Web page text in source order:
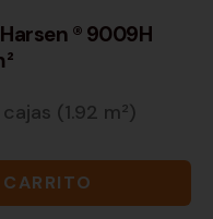
® 9009H
(1.92 m²)